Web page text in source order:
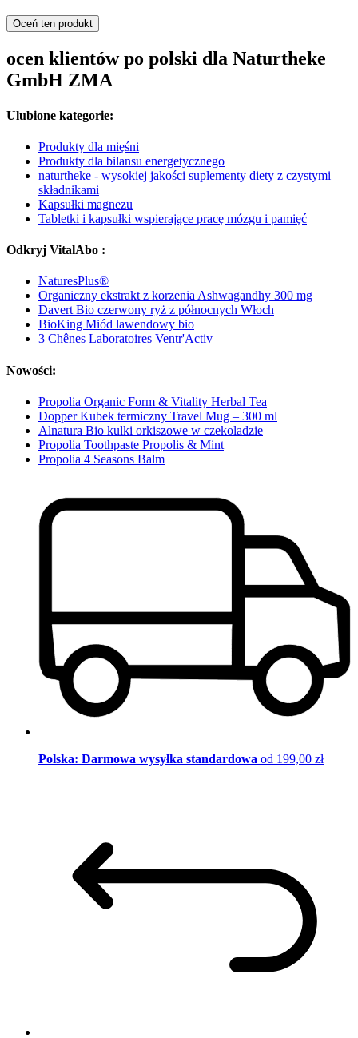
Oceń ten produkt
ocen klientów po polski dla Naturtheke
GmbH ZMA
Ulubione kategorie:
Produkty dla mięśni
Produkty dla bilansu energetycznego
naturtheke - wysokiej jakości suplementy diety z czystymi
składnikami
Kapsułki magnezu
Tabletki i kapsułki wspierające pracę mózgu i pamięć
Odkryj VitalAbo :
NaturesPlus®
Organiczny ekstrakt z korzenia Ashwagandhy 300 mg
Davert Bio czerwony ryż z północnych Włoch
BioKing Miód lawendowy bio
3 Chênes Laboratoires Ventr'Activ
Nowości:
Propolia Organic Form & Vitality Herbal Tea
Dopper Kubek termiczny Travel Mug – 300 ml
Alnatura Bio kulki orkiszowe w czekoladzie
Propolia Toothpaste Propolis & Mint
Propolia 4 Seasons Balm
Polska: Darmowa wysyłka standardowa od 199,00 zł